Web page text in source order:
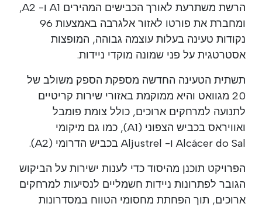
הרשת משתרעת לאורך הכבישים המהירים A1 ו- A2,
ומחברת את פורטו לאזור אלגרבה באמצעות 96
נקודות טעינה בעלות עוצמה גבוהה, המופצות
אסטרטגית על פני שמונה מוקדי ניידות.
תשתית הטעינה החדשה מספקת הספק משולב של
20 מגוואט והיא ממוקמת באזורי שירות קריטיים
לתנועה למרחקים ארוכים, כולל צומת פומבל
ואוויראס בכביש הצפוני (A1), כמו גם מיקומי
Alcácer do Sal ו- Aljustrel בכביש הדרומי (A2).
הפרויקט תוכנן מהיסוד כדי לענות ישירות על הביקוש
הגובר לפתרונות ניידות חשמליים לנסיעות למרחקים
ארוכים, תוך הפחתת מחסומי הטווח במסדרונות